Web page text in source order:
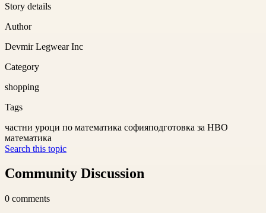
Story details
Author
Devmir Legwear Inc
Category
shopping
Tags
частни уроци по математика софияподготовка за НВО
математика
Search this topic
Community Discussion
0 comments